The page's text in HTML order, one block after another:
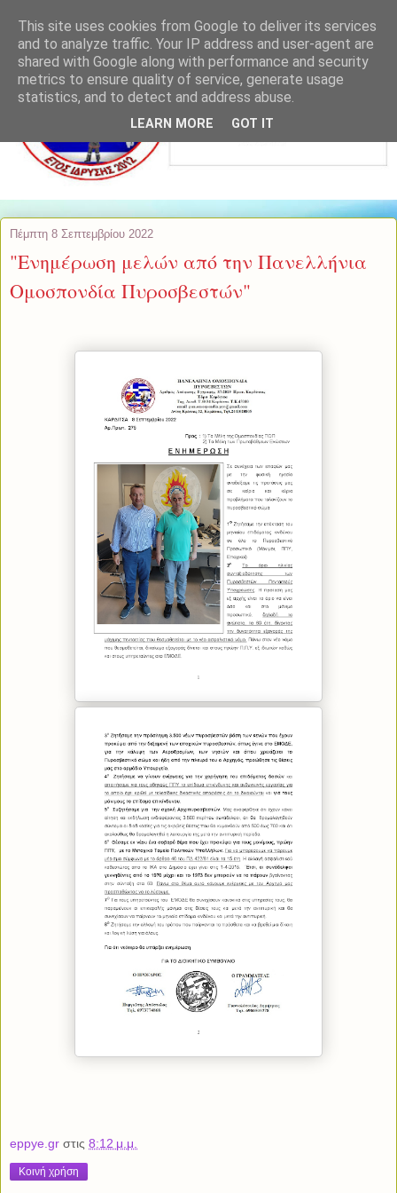
Πέμπτη 8 Σεπτεμβρίου 2022
"Ενημέρωση μελών από την Πανελλήνια
Ομοσπονδία Πυροσβεστών"
eppye.gr στις 8:12 μ.μ.
Κοινή χρήση
This site uses cookies from Google to deliver its services
and to analyze traffic. Your IP address and user-agent are
shared with Google along with performance and security
metrics to ensure quality of service, generate usage
statistics, and to detect and address abuse.
LEARN MORE GOT IT